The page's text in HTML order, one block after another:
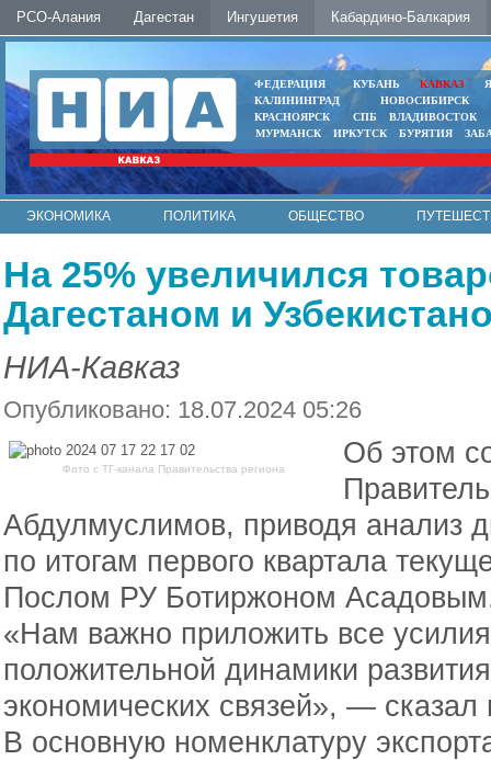
РСО-Алания Дагестан Ингушетия Кабардино-Балкария
ФЕДЕРАЦИЯ КУБАНЬ КАВКАЗ
КАЛИНИНГРАД
НОВОСИБИРСК
КРАСНОЯРСК
СПБ
ВЛАДИВОСТОК
МУРМАНСК
ИРКУТСК БУРЯТИЯ
ЭКОНОМИКА ПОЛИТИКА ОБЩЕСТВО
На 25% увеличился
Дагестаном и
НИА-Кавказ
Опубликовано: 18.07.2024 05:26
Фото с ТГ-канала Правительства региона
Об этом
Абдулмуслимов, приводя анализ
по итогам первого квартала
Послом РУ Ботиржоном
«Нам важно приложить все
положительной динамики
экономических связей», — сказал
В основную номенклатуру